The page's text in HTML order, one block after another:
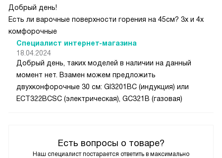
Есть вопросы о товаре?
Наш специалист постарается ответить в максимально
Добрый день!
Есть ли варочные поверхности горения на 45см? 3х и 4х
комфорочные
Специалист интернет-магазина
18.04.2024
Добрый день, таких моделей в наличии на данный
момент нет. Взамен можем предложить
двухконфорочные 30 см: GI3201BC (индукция) или
ECT322BCSC (электрическая), GC321B (газовая)